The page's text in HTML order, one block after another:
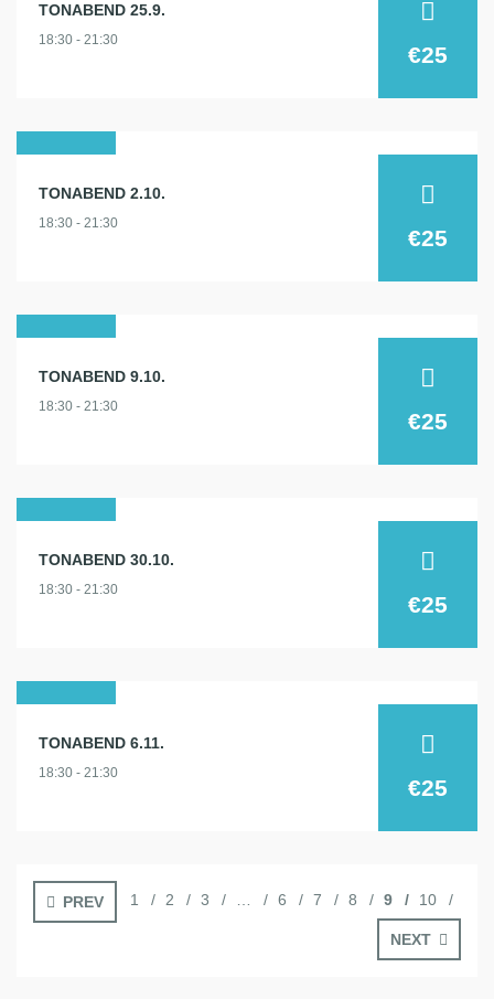
2024
TONABEND 25.9.
18:30 - 21:30
€25
2024
TONABEND 2.10.
18:30 - 21:30
€25
2024
TONABEND 9.10.
18:30 - 21:30
€25
2024
TONABEND 30.10.
18:30 - 21:30
€25
2024
TONABEND 6.11.
18:30 - 21:30
€25
PREV 1 2 3 6 7 8 9 10
NEXT